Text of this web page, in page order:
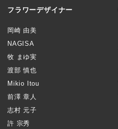
フラワーデザイナー
岡崎 由美
NAGISA
牧 まゆ実
渡部 慎也
Mikio Itou
前澤 章人
志村 元子
許 宗秀